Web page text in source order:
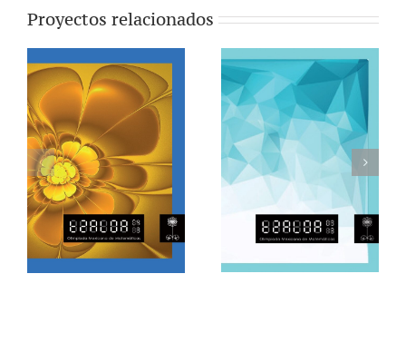
Proyectos relacionados